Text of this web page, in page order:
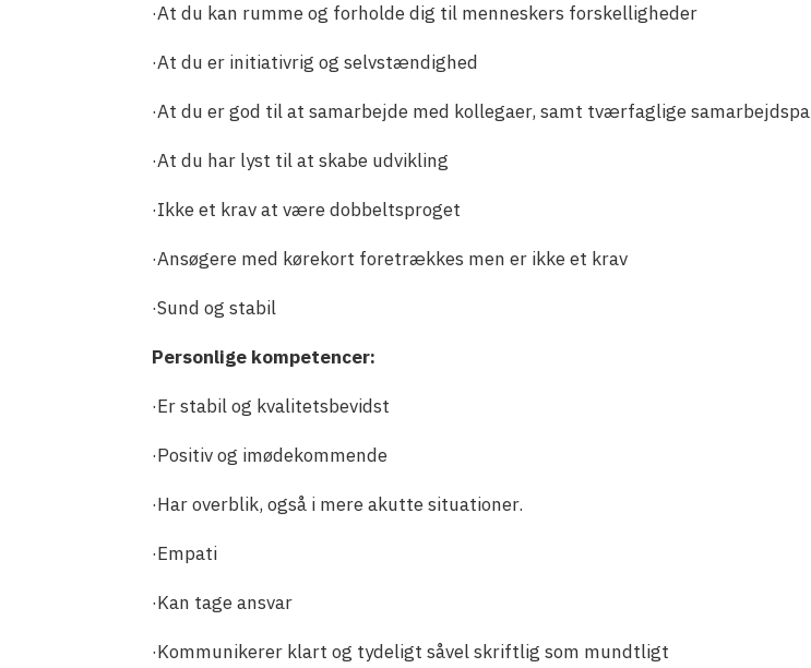
·At du kan rumme og forholde dig til menneskers forskelligheder
·At du er initiativrig og selvstændighed
·At du er god til at samarbejde med kollegaer, samt tværfaglige
·At du har lyst til at skabe udvikling
·Ikke et krav at være dobbeltsproget
·Ansøgere med kørekort foretrækkes men er ikke et krav
·Sund og stabil
Personlige kompetencer:
·Er stabil og kvalitetsbevidst
·Positiv og imødekommende
·Har overblik, også i mere akutte situationer.
·Empati
·Kan tage ansvar
·Kommunikerer klart og tydeligt såvel skriftlig som mundtligt